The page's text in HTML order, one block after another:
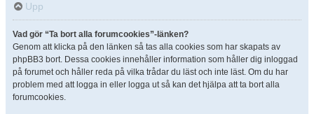
Upp
Vad gör “Ta bort alla forumcookies”-länken?
Genom att klicka på den länken så tas alla cookies som har skapats av
phpBB3 bort. Dessa cookies innehåller information som håller dig inloggad
på forumet och håller reda på vilka trådar du läst och inte läst. Om du har
problem med att logga in eller logga ut så kan det hjälpa att ta bort alla
forumcookies.